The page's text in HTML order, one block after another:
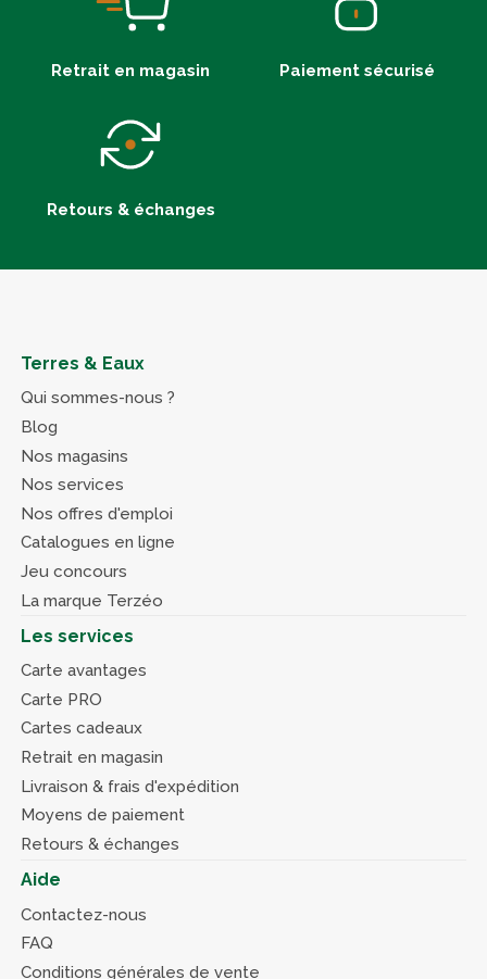
Retrait en magasin Paiement sécurisé
Retours & échanges
Terres & Eaux
Qui sommes-nous ?
Blog
Nos magasins
Nos services
Nos offres d'emploi
Catalogues en ligne
Jeu concours
La marque Terzéo
Les services
Carte avantages
Carte PRO
Cartes cadeaux
Retrait en magasin
Livraison & frais d'expédition
Moyens de paiement
Retours & échanges
Aide
Contactez-nous
FAQ
Conditions générales de vente